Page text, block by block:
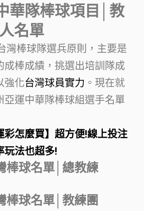
華隊棒球項目│教
名單
灣棒球隊選兵原則，主要是
成棒成績，挑選出培訓隊成
強化台灣球員實力 。現在就
亞運中華隊棒球組選手名單
彩怎麼買】超方便!線上投注
玩法也超多!
棒球名單│總教練
棒球名單│教練團